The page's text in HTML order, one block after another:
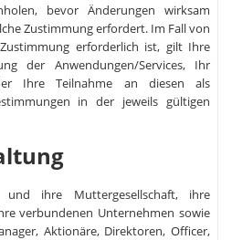
bevor Änderungen wirksam
Zustimmung erfordert. Im Fall von
erforderlich ist, gilt Ihre
der Anwendungen/Services, Ihr
Ihre Teilnahme an diesen als
in der jeweils gültigen
ihre Muttergesellschaft, ihre
verbundenen Unternehmen sowie
Aktionäre, Direktoren, Officer,